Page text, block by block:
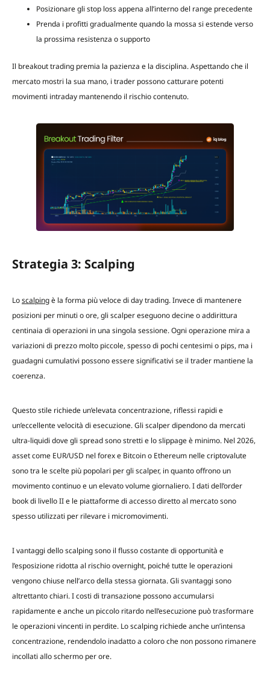
Posizionare gli stop loss appena all’interno del range precedente
Prenda i profitti gradualmente quando la mossa si estende verso
la prossima resistenza o supporto
Il breakout trading premia la pazienza e la disciplina. Aspettando che il
mercato mostri la sua mano, i trader possono catturare potenti
movimenti intraday mantenendo il rischio contenuto.
Strategia 3: Scalping
Loscalpingè la forma più veloce di day trading. Invece di mantenere
posizioni per minuti o ore, gli scalper eseguono decine o addirittura
centinaia di operazioni in una singola sessione. Ogni operazione mira a
variazioni di prezzo molto piccole, spesso di pochi centesimi o pips, ma i
guadagni cumulativi possono essere significativi se il trader mantiene la
coerenza.
Questo stile richiede un’elevata concentrazione, riflessi rapidi e
un’eccellente velocità di esecuzione. Gli scalper dipendono da mercati
ultra-liquidi dove gli spread sono stretti e lo slippage è minimo. Nel 2026,
asset come EUR/USD nel forex e Bitcoin o Ethereum nelle criptovalute
sono tra le scelte più popolari per gli scalper, in quanto offrono un
movimento continuo e un elevato volume giornaliero. I dati dell’order
book di livello II e le piattaforme di accesso diretto al mercato sono
spesso utilizzati per rilevare i micromovimenti.
I vantaggi dello scalping sono il flusso costante di opportunità e
l’esposizione ridotta al rischio overnight, poiché tutte le operazioni
vengono chiuse nell’arco della stessa giornata. Gli svantaggi sono
altrettanto chiari. I costi di transazione possono accumularsi
rapidamente e anche un piccolo ritardo nell’esecuzione può trasformare
le operazioni vincenti in perdite. Lo scalping richiede anche un’intensa
concentrazione, rendendolo inadatto a coloro che non possono rimanere
incollati allo schermo per ore.